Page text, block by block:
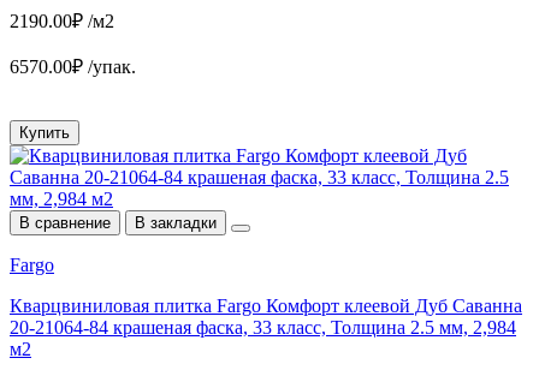
2190.00₽ /м2
6570.00₽ /упак.
Купить
В сравнение В закладки
Fargo
Кварцвиниловая плитка Fargo Комфорт клеевой Дуб Саванна
20-21064-84 крашеная фаска, 33 класс, Толщина 2.5 мм, 2,984
м2